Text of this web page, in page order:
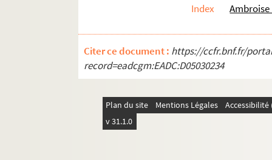
95. Traité de la vérité du très-saint sacrement
96. Distinctiones fratris Nicolai de Gorram
97. (Recueil)
99. Liber definitionum ad fidem christianam
100. (Recueil)
Index
Citer ce document : https://ccfr.bnf.fr/
record=eadcgm:EADC:D05030234
Plan du site Mentions Légales
v 31.1.0